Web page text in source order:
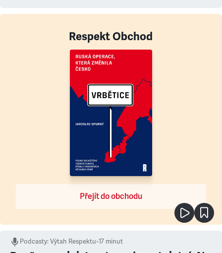
Respekt Obchod
Přejít do obchodu
Podcasty:Výtah Respektu•17 minut